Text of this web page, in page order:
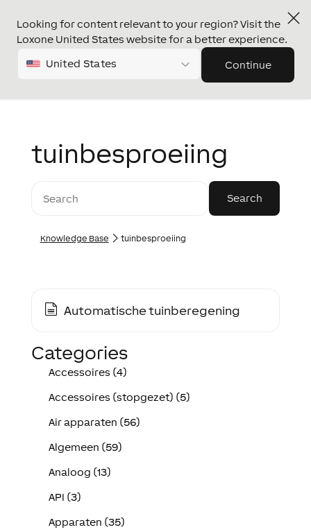
Looking for content relevant to your region? Visit the
Loxone United States website for a better experience.
United States Continue
tuinbesproeiing
Knowledge Base tuinbesproeiing
Automatische tuinberegening
Categories
Accessoires (4)
Accessoires (stopgezet) (5)
Air apparaten (56)
Algemeen (59)
Analoog (13)
API (3)
Apparaten (35)